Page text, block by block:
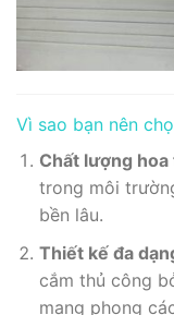
Vì sao bạn nên
Chất lượng
trong môi
bền lâu.
Thiết kế đa
cắm thủ công
mang phong